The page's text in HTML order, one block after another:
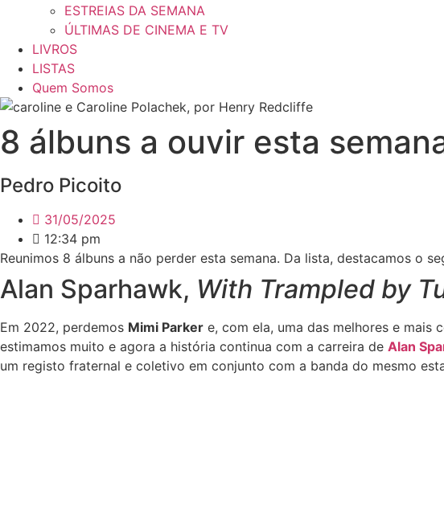
ESTREIAS DA SEMANA
ÚLTIMAS DE CINEMA E TV
LIVROS
LISTAS
Quem Somos
8 álbuns a ouvir esta
Pedro Picoito
31/05/2025
12:34 pm
Reunimos 8 álbuns a não perder esta semana. Da lista, destacamos o
Alan Sparhawk, With Trampled by
Em 2022, perdemos Mimi Parker e, com ela, uma das melhores e mais
estimamos muito e agora a história continua com a carreira de Alan
um registo fraternal e coletivo em conjunto com a banda do mesmo